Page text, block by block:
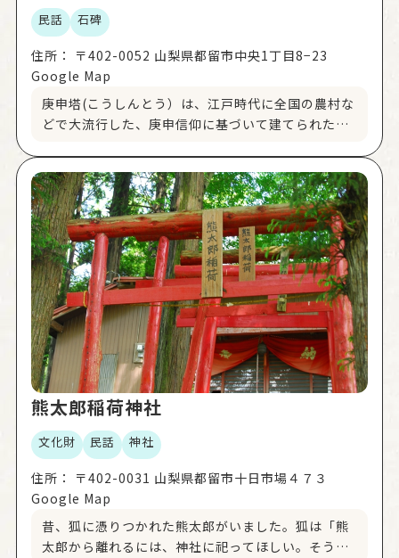
民話 石碑
住所：
〒402-0052 山梨県都留市中央1丁目8−23
Google Map
庚申塔(こうしんとう）は、江戸時代に全国の農村な
どで大流行した、庚申信仰に基づいて建てられた石
て建立されることもあり、村の境などに祀られてい
ます。盛んだった庚申信仰も時代を経るにつれ、次
第に忘れられていきましたが、都留のまちなかに静
かに残されています。 ※塞の神 疫病、災害などをも
たらす悪神、悪霊が集落に入ることを防ぐとされた
神である。
熊太郎稲荷神社
文化財 民話 神社
住所：
〒402-0031 山梨県都留市十日市場４７３
Google Map
昔、狐に憑りつかれた熊太郎がいました。狐は「熊
太郎から離れるには、神社に祀ってほしい。そうす